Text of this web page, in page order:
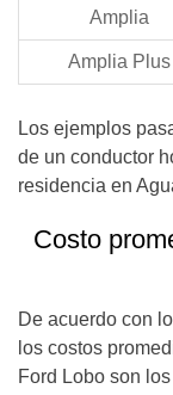
Amplia
Amplia Plus
Los ejemplos
de un conductor
residencia en
Costo
De acuerdo con
los costos
Ford Lobo son